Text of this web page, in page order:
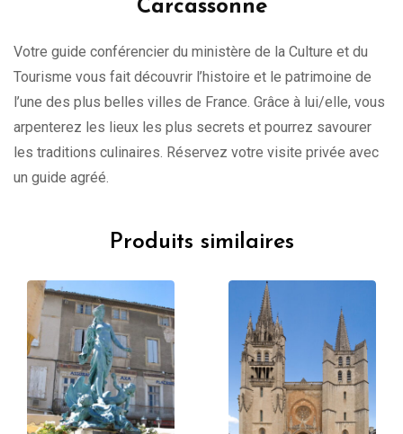
Carcassonne
Votre guide conférencier du ministère de la Culture et du
Tourisme vous fait découvrir l’histoire et le patrimoine de
l’une des plus belles villes de France. Grâce à lui/elle, vous
arpenterez les lieux les plus secrets et pourrez savourer
les traditions culinaires. Réservez votre visite privée avec
un guide agréé.
Produits similaires